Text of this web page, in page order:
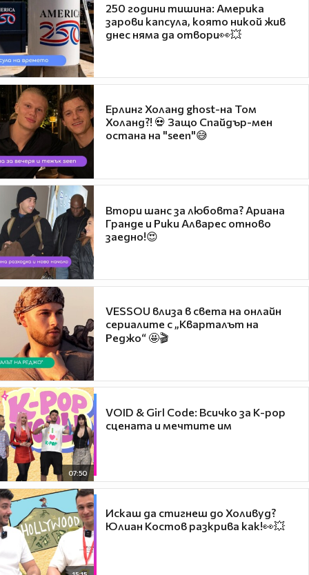
250 години тишина: Америка
зарови капсула, която никой жив
днес няма да отвори👀💥
Ерлинг Холанд ghost-на Том
Холанд?! 💀 Защо Спайдър-мен
остана на "seen"😅
Втори шанс за любовта? Ариана
Гранде и Рики Алварес отново
заедно!😍
VESSOU влиза в света на онлайн
сериалите с „Кварталът на
Реджо“ 🤩🎬
07:50
VOID & Girl Code: Всичко за K-pop
сцената и мечтите им
Искаш да стигнеш до Холивуд?
Юлиан Костов разкрива как!👀💥